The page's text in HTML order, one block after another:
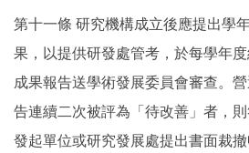
第十一條 研究機構成立後應提出學
果，以提供研發處管考，於每學年
成果報告送學術發展委員會審查。
告連續二次被評為「待改善」者，
發起單位或研究發展處提出書面裁